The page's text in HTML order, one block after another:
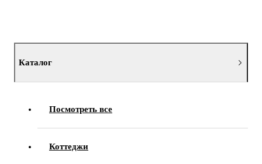
Каталог
Посмотреть все
Коттеджи